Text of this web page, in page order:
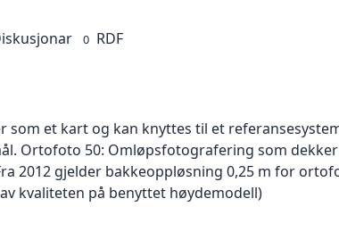
0 RDF
som et kart og kan knyttes til et
Ortofoto 50: Omløpsfotografering som
2012 gjelder bakkeoppløsning 0,25 m for
kvaliteten på benyttet høydemodell)